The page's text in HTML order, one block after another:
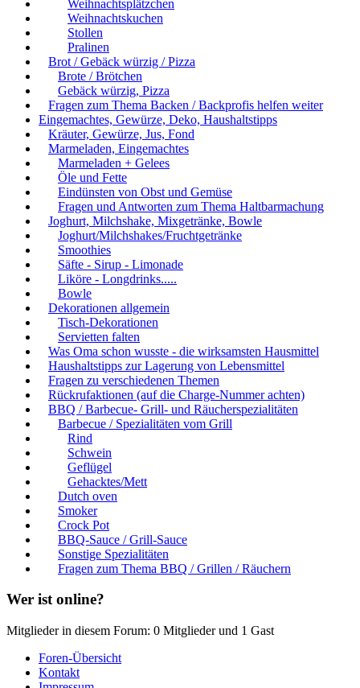
Weihnachtsplätzchen
Weihnachtskuchen
Stollen
Pralinen
Brot / Gebäck würzig / Pizza
Brote / Brötchen
Gebäck würzig, Pizza
Fragen zum Thema Backen / Backprofis helfen weiter
Eingemachtes, Gewürze, Deko, Haushaltstipps
Kräuter, Gewürze, Jus, Fond
Marmeladen, Eingemachtes
Marmeladen + Gelees
Öle und Fette
Eindünsten von Obst und Gemüse
Fragen und Antworten zum Thema Haltbarmachung
Joghurt, Milchshake, Mixgetränke, Bowle
Joghurt/Milchshakes/Fruchtgetränke
Smoothies
Säfte - Sirup - Limonade
Liköre - Longdrinks.....
Bowle
Dekorationen allgemein
Tisch-Dekorationen
Servietten falten
Was Oma schon wusste - die wirksamsten Hausmittel
Haushaltstipps zur Lagerung von Lebensmittel
Fragen zu verschiedenen Themen
Rückrufaktionen (auf die Charge-Nummer achten)
BBQ / Barbecue- Grill- und Räucherspezialitäten
Barbecue / Spezialitäten vom Grill
Rind
Schwein
Geflügel
Gehacktes/Mett
Dutch oven
Smoker
Crock Pot
BBQ-Sauce / Grill-Sauce
Sonstige Spezialitäten
Fragen zum Thema BBQ / Grillen / Räuchern
Wer ist online?
Mitglieder in diesem Forum: 0 Mitglieder und 1 Gast
Foren-Übersicht
Kontakt